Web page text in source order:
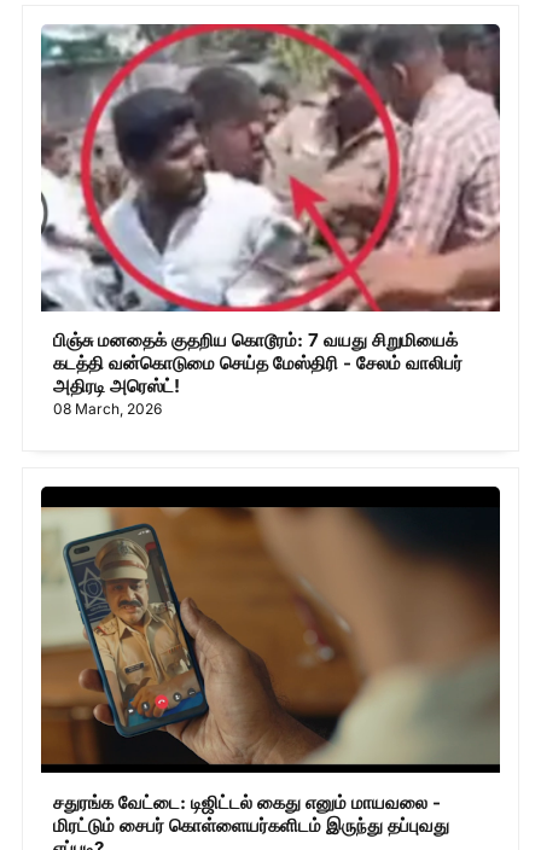
பிஞ்சு மனதைக் குதறிய கொடூரம்: 7 வயது சிறுமியைக்
கடத்தி வன்கொடுமை செய்த மேஸ்திரி - சேலம் வாலிபர்
அதிரடி அரெஸ்ட்!
08 March, 2026
சதுரங்க வேட்டை: டிஜிட்டல் கைது எனும் மாயவலை -
மிரட்டும் சைபர் கொள்ளையர்களிடம் இருந்து தப்புவது